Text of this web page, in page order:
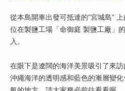
從本島開車出發可抵達的”宮城島” 上
位在製鹽工場「命御庭 製鹽工廠」
入。
在眼下是遼闊的海洋美景吸引了來訪
沖繩海洋的透明感和藍色的漸層變